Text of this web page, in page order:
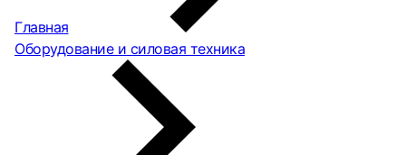
Главная
Оборудование и силовая техника